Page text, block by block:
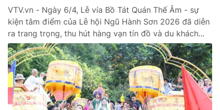
VTV.vn - Ngày 6/4, Lễ vía Bồ Tát Quán Thế Âm - sự
kiện tâm điểm của Lễ hội Ngũ Hành Sơn 2026 đã diễn
ra trang trọng, thu hút hàng vạn tín đồ và du khách...